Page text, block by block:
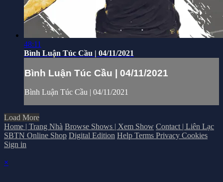
48:11
Bình Luận Túc Cầu | 04/11/2021
Bình Luận Túc Cầu | 04/11/2021
Bình Luận Túc Cầu | 04/11/2021
Load More
Home | Trang Nhà Browse Shows | Xem Show Contact | Liên Lạc
SBTN Online Shop Digital Edition Help Terms Privacy Cookies
Sign in
×